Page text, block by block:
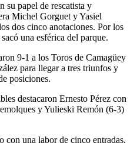
su papel de rescatista y
Michel Gorguet y Yasiel
dos cinco anotaciones. Por los
una esférica del parque.
9-1 a los Toros de Camagüey
para llegar a tres triunfos y
posiciones.
destacaron Ernesto Pérez con
y Yulieski Remón (6-3)
con una labor de cinco entradas,